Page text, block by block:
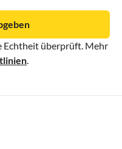
Echtheit überprüft. Mehr